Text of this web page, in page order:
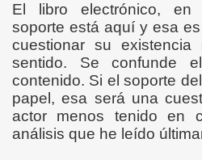
El libro electrónico, en
soporte está aquí y esa
cuestionar su existencia
sentido. Se confunde
contenido. Si el soporte
papel, esa será una
actor menos tenido en
análisis que he leído